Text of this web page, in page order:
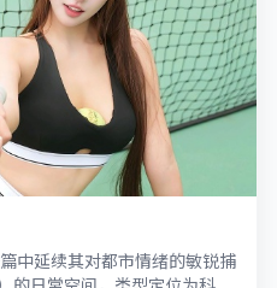
中延续其对都市情绪的敏锐捕